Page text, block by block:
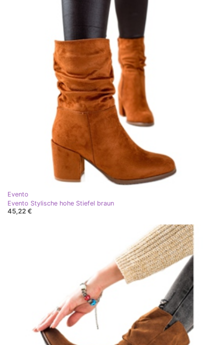
Evento
Evento Stylische hohe Stiefel braun
45,22 €